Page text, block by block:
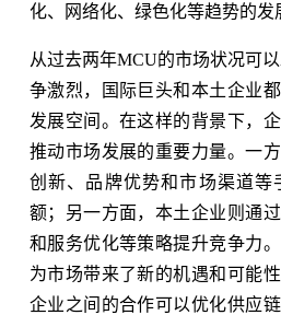
化、网络化、绿色化等趋势的发
从过去两年MCU的市场状况可
争激烈，国际巨头和本土企业
发展空间。在这样的背景下，
推动市场发展的重要力量。一
创新、品牌优势和市场渠道等
额；另一方面，本土企业则通
和服务优化等策略提升竞争力
为市场带来了新的机遇和可能
企业之间的合作可以优化供应